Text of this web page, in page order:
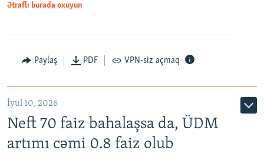
Ətraflı burada oxuyun
Paylaş PDF VPN-siz açmaq
İyul 10, 2026
Neft 70 faiz bahalaşsa da, ÜDM
artımı cəmi 0.8 faiz olub